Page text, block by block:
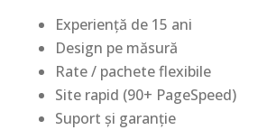
Experiență de 15 ani
Design pe măsură
Rate / pachete flexibile
Site rapid (90+ PageSpeed)
Suport și garanție